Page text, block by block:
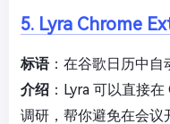
5. Lyra Chrome
标语：在谷歌日历中自
介绍 ：Lyra 可以直接
调研，帮你避免在会议